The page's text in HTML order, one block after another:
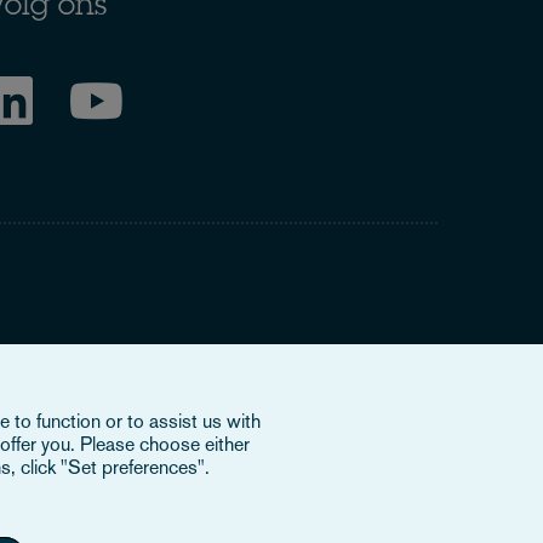
ons
provide services to clients. The OCV member
bind each other or OCV with regard to third parties. To
to function or to assist us with
you. Please choose either
click "Set preferences".